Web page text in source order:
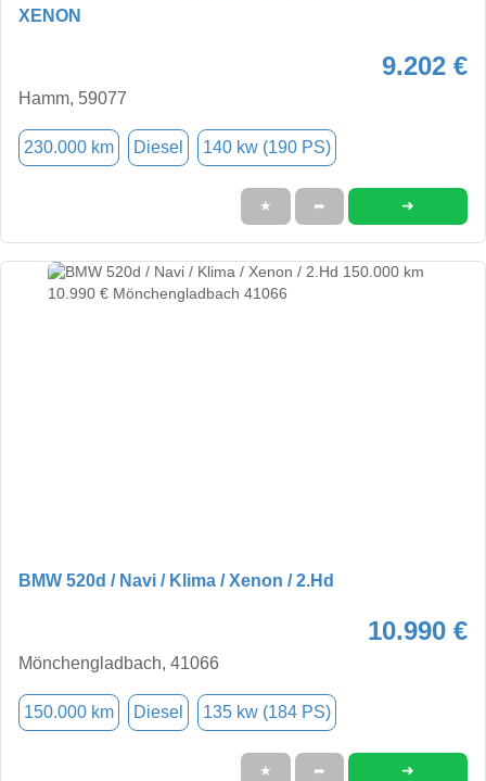
XENON
9.202 €
Hamm, 59077
230.000 km Diesel 140 kw (190 PS)
★ ➦ ➜
BMW 520d / Navi / Klima / Xenon / 2.Hd
10.990 €
Mönchengladbach, 41066
150.000 km Diesel 135 kw (184 PS)
★ ➦ ➜